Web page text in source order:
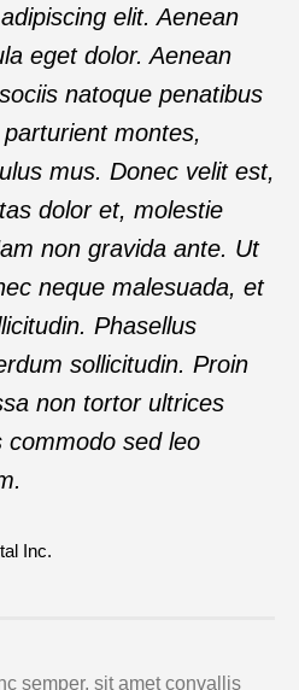
elit. Aenean
eget dolor. Aenean
natoque penatibus
montes,
mus. Donec velit est,
dolor et, molestie
non gravida ante. Ut
neque malesuada, et
Phasellus
sollicitudin. Proin
non tortor ultrices
commodo sed leo
Inc.
semper, sit amet convallis